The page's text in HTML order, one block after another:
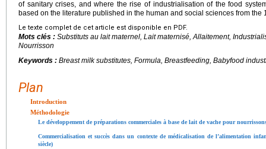
of sanitary crises, and where the rise of industrialisation of the food
based on the literature published in the human and social sciences from the
Le texte complet de cet article est disponible en PDF.
Mots clés : Substituts au lait maternel, Lait maternisé, Allaitement,
Nourrisson
Keywords : Breast milk substitutes, Formula, Breastfeeding, Babyfood
Plan
Introduction
Méthodologie
Le développement de préparations commerciales à base de lait de vache pour
Commercialisation et succès dans un contexte de médicalisation de l’alimentation
siècle)